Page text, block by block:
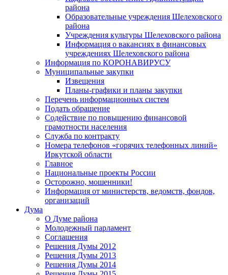
района
Образовательные учреждения Шелеховского
района
Учреждения культуры Шелеховского района
Информация о вакансиях в финансовых
учреждениях Шелеховского района
Информация по КОРОНАВИРУСУ
Муниципальные закупки
Извещения
Планы-графики и планы закупки
Перечень информационных систем
Подать обращение
Содействие по повышению финансовой
грамотности населения
Служба по контракту
Номера телефонов «горячих телефонных линий»
Иркутской области
Главное
Национальные проекты России
Осторожно, мошенники!
Информация от министерств, ведомств, фондов,
организаций
Дума
О Думе района
Молодежный парламент
Соглашения
Решения Думы 2012
Решения Думы 2013
Решения Думы 2014